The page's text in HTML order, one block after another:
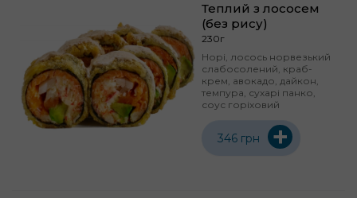
Теплий з лососем
(без рису)
230г
Норі, лосось норвезький
слабосолений, краб-
крем, авокадо, дайкон,
темпура, сухарі панко,
соус горіховий
346 грн +